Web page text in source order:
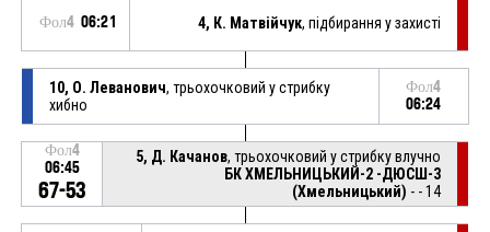
Фол4 06:21 4, К. Матвійчук, підбирання у захисті
10, О. Леванович, трьохочковий у стрибку
хибно
Фол4
06:24
Фол4
06:45
67-53
5, Д. Качанов, трьохочковий у стрибку влучно
БК ХМЕЛЬНИЦЬКИЙ-2 -ДЮСШ-3
(Хмельницький) - - 14